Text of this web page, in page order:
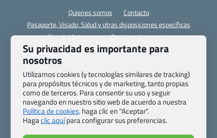
Quienes somos
Contacto
Pasaporte, Visado, Salud y otras disposiciones específicas
Blog de Viajes.com
Registro de agencias
Preguntas frecuentes
Condiciones generales
Política de privacidad y cookies
Todas las páginas – sitemap
Viajes.com
Last Minute Express S.L.U.
c/ Drago, CC HLS, Local 13
38660 Miraverde – Adeje
Santa Cruz de Tenerife – España
Su privacidad es importante para
nosotros
Utilizamos cookies (y tecnologías similares de tracking)
para propósitos técnicos y de marketing, tanto propias
como de terceros. Para consentir su uso y seguir
navegando en nuestro sitio web de acuerdo a nuestra
Política de cookies,haga clic en "Aceptar".
Hagaclic aquípara configurar sus preferencias.